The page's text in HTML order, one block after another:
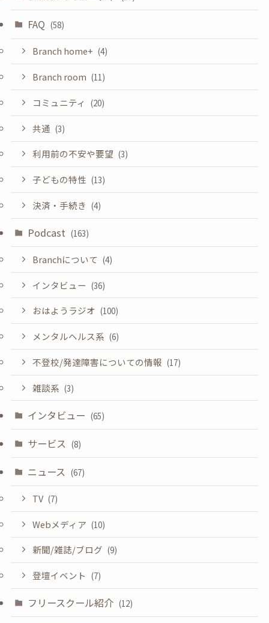
FAQ (58)
Branch home+ (4)
Branch room (11)
コミュニティ (20)
共通 (3)
利用前の不安や要望 (3)
子どもの特性 (13)
決済・手続き (4)
Podcast (163)
Branchについて (4)
インタビュー (36)
おはようラジオ (100)
メンタルヘルス系 (6)
不登校/発達障害についての情報 (17)
雑談系 (3)
インタビュー (65)
サービス (8)
ニュース (67)
TV (7)
Webメディア (10)
新聞/雑誌/ブログ (9)
登壇イベント (7)
フリースクール紹介 (12)